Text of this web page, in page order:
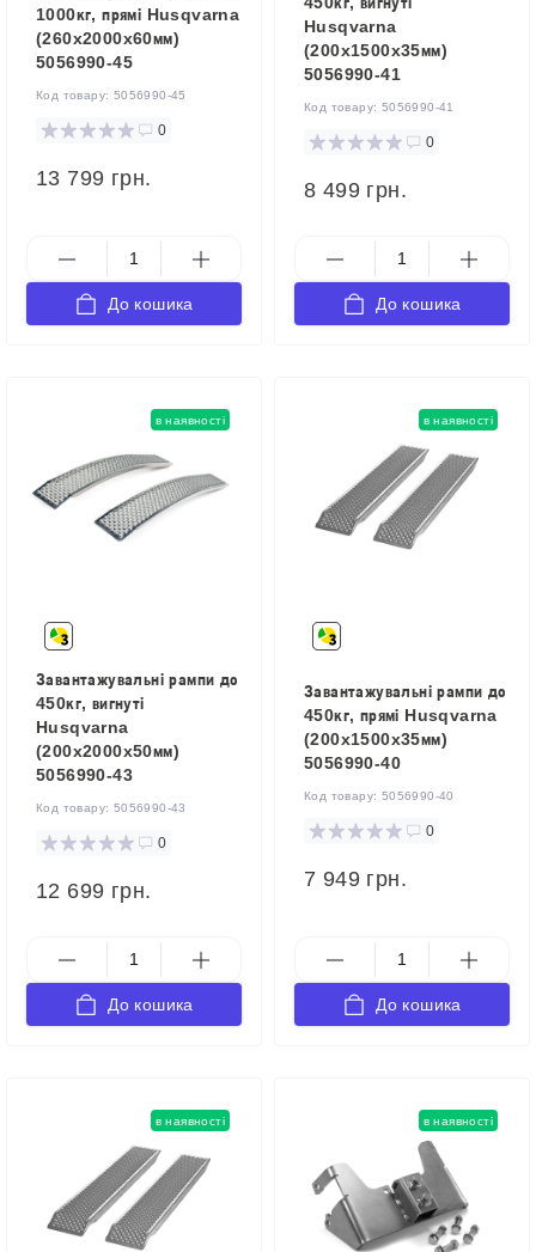
1000кг, прямі Husqvarna
(260x2000x60мм)
5056990-45
Код товару: 5056990-45
0
13 799 грн.
До кошика
Husqvarna
(200x1500x35мм)
5056990-41
Код товару: 5056990-41
0
8 499 грн.
До кошика
в наявності
Завантажувальні рампи до
450кг, вигнуті
Husqvarna
(200x2000x50мм)
5056990-43
Код товару: 5056990-43
0
12 699 грн.
До кошика
в наявності
Завантажувальні рампи до
450кг, прямі Husqvarna
(200x1500x35мм)
5056990-40
Код товару: 5056990-40
0
7 949 грн.
До кошика
в наявності в наявності